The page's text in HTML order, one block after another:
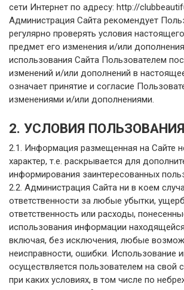
сети Интернет по адресу: http://
Администрация Сайта рекомендует
регулярно проверять условия
предмет его изменения и/или
использования Сайта Пользователем
изменений и/или дополнений в
означает принятие и согласие
изменениями и/или дополнениями.
2. УСЛОВИЯ
2.1. Информация размещенная на Сайте
характер, т.е. раскрывается для
информирования заинтересованных
2.2. Администрация Сайта ни в коем
ответственности за любые убытки,
ответственность или расходы,
использования информации
включая, без исключения, любые
неисправности, ошибки. Использование
осуществляется пользователем на свой
при каких условиях, в том числе по